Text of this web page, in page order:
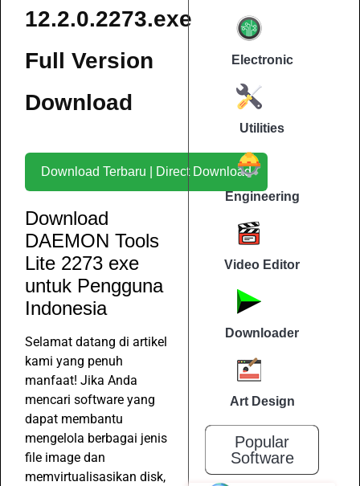
12.2.0.2273.exe
Full Version
Download
Download Terbaru | Direct Download
Download
DAEMON Tools
Lite 2273 exe
untuk Pengguna
Indonesia
Selamat datang di artikel
kami yang penuh
manfaat! Jika Anda
mencari software yang
dapat membantu
mengelola berbagai jenis
file image dan
memvirtualisasikan disk,
Electronic
Utilities
Engineering
Video Editor
Downloader
Art Design
Popular
Software